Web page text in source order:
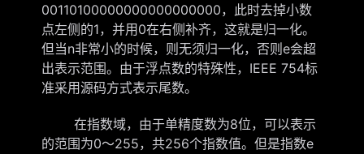
00110100000000000000000，此时去掉小数
点左侧的1，并用0在右侧补齐，这就是归一化。
但当n非常小的时候，则无须归一化，否则e会超
出表示范围。由于浮点数的特殊性，IEEE 754标
准采用源码方式表示尾数。
在指数域，由于单精度数为8位，可以表示
的范围为0～255，共256个指数值。但是指数e